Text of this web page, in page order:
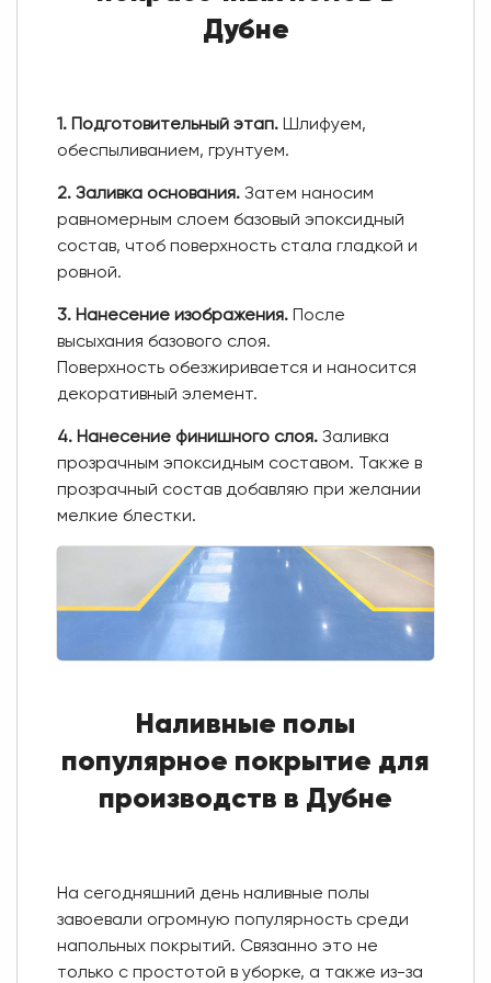
Дубне
1. Подготовительный этап.Шлифуем,
обеспыливанием, грунтуем.
2. Заливка основания.Затем наносим
равномерным слоем базовый эпоксидный
состав, чтоб поверхность стала гладкой и
ровной.
3. Нанесение изображения.После
высыхания базового слоя.
Поверхность обезжиривается и наносится
декоративный элемент.
4. Нанесение финишного слоя.Заливка
прозрачным эпоксидным составом. Также в
прозрачный состав добавляю при желании
мелкие блестки.
Наливные полы
популярное покрытие для
производств в Дубне
На сегодняшний день наливные полы
завоевали огромную популярность среди
напольных покрытий. Связанно это не
только с простотой в уборке, а также из-за